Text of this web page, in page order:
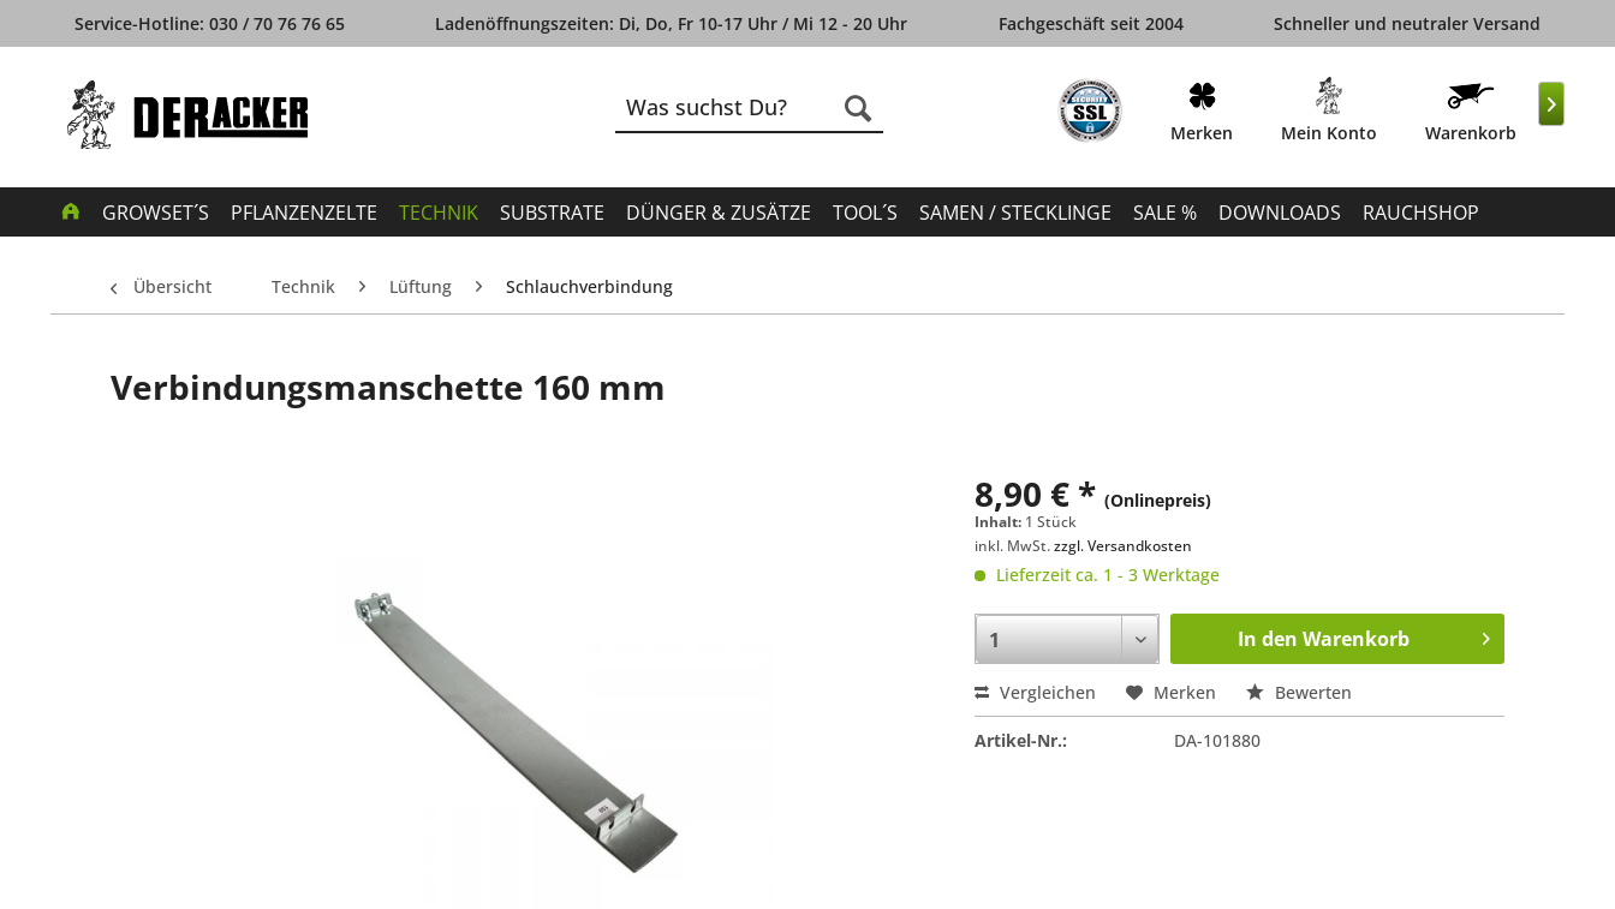
Service-Hotline: 030 / 70 76 76 65 Ladenöffnungszeiten: Di, Do, Fr 10-17 Uhr / Mi 12 - 20 Uhr Fachgeschäft seit 2004 Schneller und neutraler Versand
Merken Mein Konto Warenkorb
GROWSET´S PFLANZENZELTE TECHNIK SUBSTRATE DÜNGER & ZUSÄTZE TOOL´S SAMEN / STECKLINGE SALE % DOWNLOADS RAUCHSHOP

Übersicht Technik Lüftung Schlauchverbindung
Verbindungsmanschette 160 mm
8,90 € *(Onlinepreis)
Inhalt: 1 Stück
inkl. MwSt.zzgl. Versandkosten
Lieferzeit ca. 1 - 3 Werktage
In den Warenkorb
Vergleichen Merken Bewerten
Artikel-Nr.: DA-101880